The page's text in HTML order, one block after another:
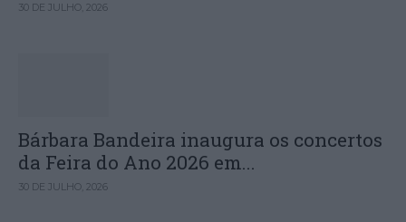
30 DE JULHO, 2026
Bárbara Bandeira inaugura os concertos
da Feira do Ano 2026 em...
30 DE JULHO, 2026